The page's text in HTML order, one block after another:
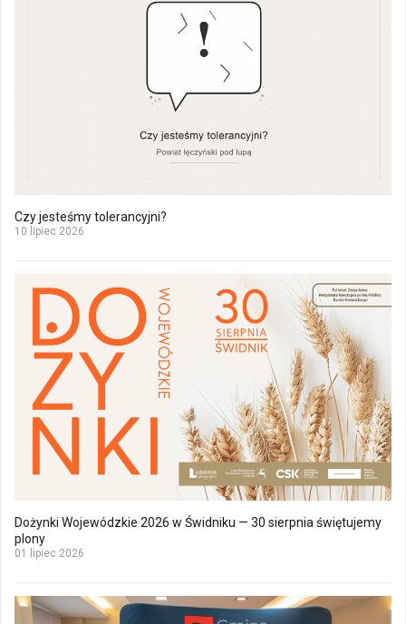
Czy jesteśmy tolerancyjni?
10 lipiec 2026
Dożynki Wojewódzkie 2026 w Świdniku — 30 sierpnia świętujemy
plony
01 lipiec 2026